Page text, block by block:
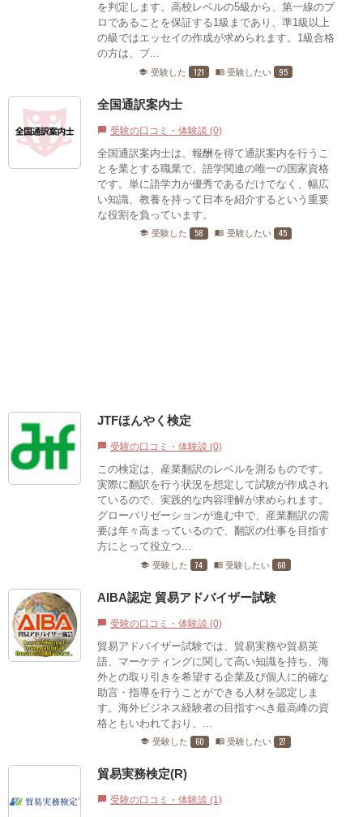
を判定します。高校レベルの5級から、第一線のプ
ロであることを保証する1級まであり、準1級以上
の級ではエッセイの作成が求められます。1級合格
の方は、プ...
school 受験した 121 menu_book 受験したい 95
全国通訳案内士
chat_bubble 受験の口コミ・体験談 (0)
全国通訳案内士は、報酬を得て通訳案内を行うこ
とを業とする職業で、語学関連の唯一の国家資格
です。単に語学力が優秀であるだけでなく、幅広
い知識、教養を持って日本を紹介するという重要
な役割を負っています。
school 受験した 58 menu_book 受験したい 45
JTFほんやく検定
chat_bubble 受験の口コミ・体験談 (0)
この検定は、産業翻訳のレベルを測るものです。
実際に翻訳を行う状況を想定して試験が作成され
ているので、実践的な内容理解が求められます。
グローバリゼーションが進む中で、産業翻訳の需
要は年々高まっているので、翻訳の仕事を目指す
方にとって役立つ...
school 受験した 74 menu_book 受験したい 60
AIBA認定 貿易アドバイザー試験
chat_bubble 受験の口コミ・体験談 (0)
貿易アドバイザー試験では、貿易実務や貿易英
語、マーケティングに関して高い知識を持ち、海
外との取り引きを希望する企業及び個人に的確な
助言・指導を行うことができる人材を認定しま
す。海外ビジネス経験者の目指すべき最高峰の資
格ともいわれており、...
school 受験した 60 menu_book 受験したい 27
貿易実務検定(R)
chat_bubble 受験の口コミ・体験談 (1)